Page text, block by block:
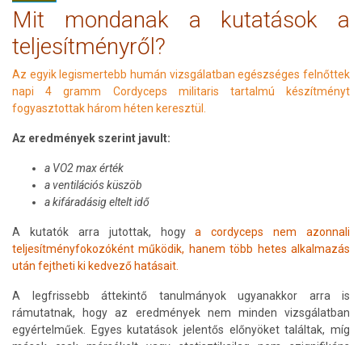
Mit mondanak a kutatások a
teljesítményről?
Az egyik legismertebb humán vizsgálatban egészséges felnőttek
napi 4 gramm Cordyceps militaris tartalmú készítményt
fogyasztottak három héten keresztül.
Az eredmények szerint javult:
a VO2 max érték
a ventilációs küszöb
a kifáradásig eltelt idő
A kutatók arra jutottak, hogya cordyceps nem azonnali
teljesítményfokozóként működik, hanem több hetes alkalmazás
után fejtheti ki kedvező hatásait.
A legfrissebb áttekintő tanulmányok ugyanakkor arra is
rámutatnak, hogy az eredmények nem minden vizsgálatban
egyértelműek. Egyes kutatások jelentős előnyöket találtak, míg